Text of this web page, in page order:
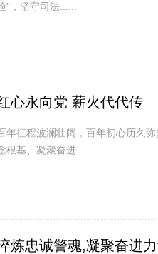
”，坚守司法......
心永向党 薪火代代传
年征程波澜壮阔，百年初心历久
根基、凝聚奋进......
炼忠诚警魂,凝聚奋进